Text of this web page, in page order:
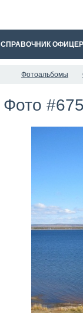
СПРАВОЧНИК
Фотоальбомы
Фото #675